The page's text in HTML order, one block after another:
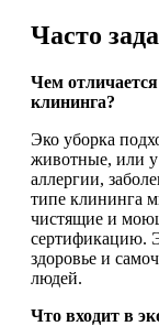
Часто
Чем
клининга?
Эко уборка
животные, или у
аллергии,
типе клининга
чистящие и
сертификацию.
здоровье и
людей.
Что входит в